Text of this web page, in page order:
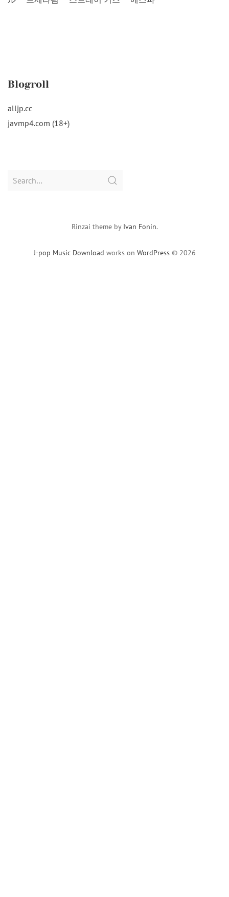
Blogroll
alljp.cc
javmp4.com (18+)
Search
J-pop Music Download works on WordPress © 2026
Rinzai theme by Ivan Fonin.